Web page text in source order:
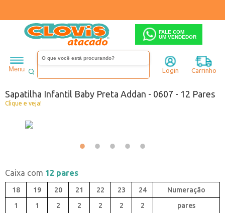
FALE COM
UM VENDEDOR
Menu Login Carrinho
Infantil Menina Sapatilha
Sapatilha Infantil Baby Preta Addan - 0607 - 12 Pares
Clique e veja!
Caixa com 12 pares
18 19 20 21 22 23
24
1
1 2 2 2 2 2 pares